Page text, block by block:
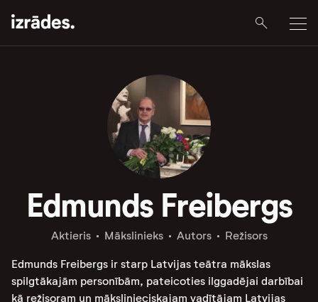
Edmunds Freibergs
Aktieris Mākslinieks Autors Režisors
Edmunds Freibergs ir starp Latvijas teātra mākslas
spilgtākajām personībām, pateicoties ilggadējai darbībai
kā režisoram un mākslinieciskajam vadītājam Latvijas